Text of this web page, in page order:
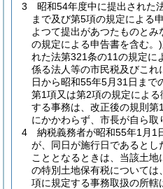
3
昭和54年度中に提出された
まで及び第5項の規定による
よつて提出があつたものと
の規定による申告書を含む。)
れた法第321条の11の規定に
係る法人等の市民税及びこ
日から昭和55年5月31日まで
第1項又は第2項の規定によ
する事務は、改正後の規則
にかかわらず、市長が自ら取
4
納税義務者が昭和55年1月1
が、同日が施行日であると
こととなるときは、当該土
の特別土地保有税については
項に規定する事務取扱の所轄